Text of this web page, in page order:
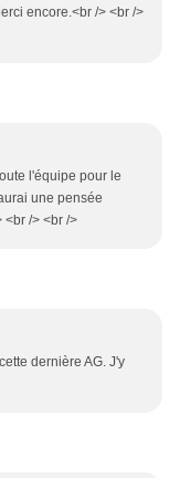
encore.<br /> <br />
l'équipe pour le
une pensée
<br /> <br />
dernière AG. J'y